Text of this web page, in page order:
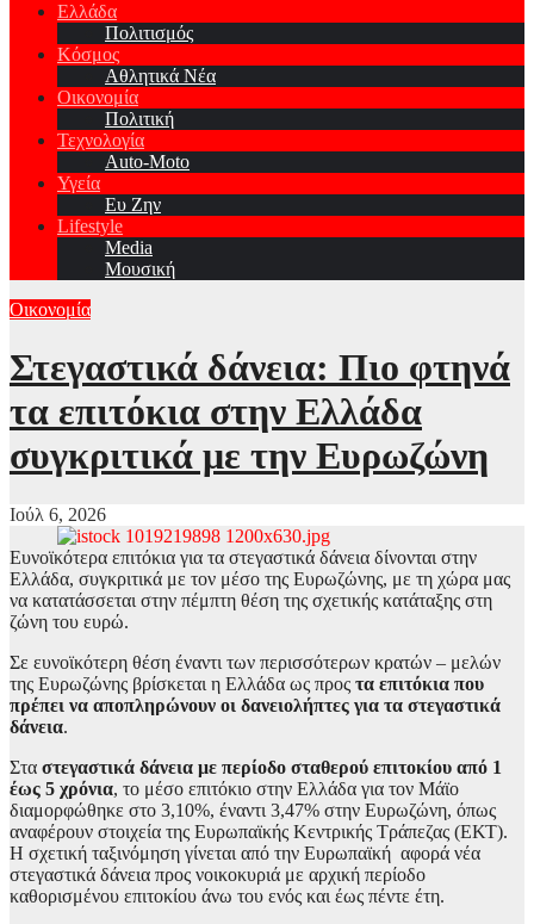
Ελλάδα
Πολιτισμός
Κόσμος
Αθλητικά Νέα
Οικονομία
Πολιτική
Τεχνολογία
Auto-Moto
Υγεία
Ευ Ζην
Lifestyle
Media
Μουσική
Οικονομία
Στεγαστικά δάνεια: Πιο φτηνά
τα επιτόκια στην Ελλάδα
συγκριτικά με την Ευρωζώνη
Ιούλ 6, 2026
Ευνοϊκότερα επιτόκια για τα στεγαστικά δάνεια δίνονται στην
Ελλάδα, συγκριτικά με τον μέσο της Ευρωζώνης, με τη χώρα μας
να κατατάσσεται στην πέμπτη θέση της σχετικής κατάταξης στη
ζώνη του ευρώ.
Σε ευνοϊκότερη θέση έναντι των περισσότερων κρατών – μελών
της Ευρωζώνης βρίσκεται η Ελλάδα ως προς τα επιτόκια που
πρέπει να αποπληρώνουν οι δανειολήπτες για τα στεγαστικά
δάνεια.
Στα στεγαστικά δάνεια με περίοδο σταθερού επιτοκίου από 1
έως 5 χρόνια, το μέσο επιτόκιο στην Ελλάδα για τον Μάϊο
διαμορφώθηκε στο 3,10%, έναντι 3,47% στην Ευρωζώνη, όπως
αναφέρουν στοιχεία της Ευρωπαϊκής Κεντρικής Τράπεζας (ΕΚΤ).
Η σχετική ταξινόμηση γίνεται από την Ευρωπαϊκή αφορά νέα
στεγαστικά δάνεια προς νοικοκυριά με αρχική περίοδο
καθορισμένου επιτοκίου άνω του ενός και έως πέντε έτη.